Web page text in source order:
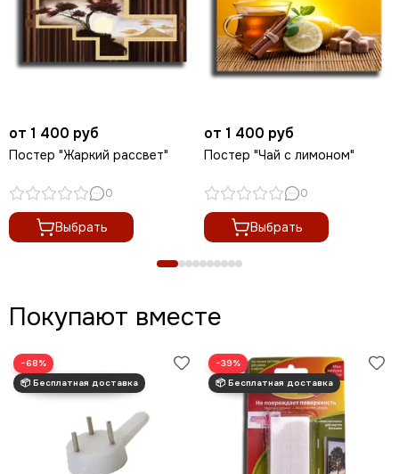
от 1 400 руб
Постер "Жаркий рассвет"
0
Выбрать
от 1 400 руб
Постер "Чай с лимоном"
0
Выбрать
Покупают вместе
−68% −39%